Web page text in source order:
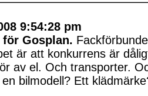
9:54:28 pm
för Gosplan.
är att konkurrens är
av el. Och transporter.
bilmodell? Ett